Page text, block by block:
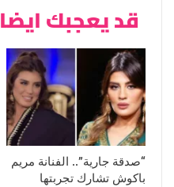
قد يعجبك ايضا
“صدقة جارية”.. الفنانة مريم
باكوش تشارك تجربتها